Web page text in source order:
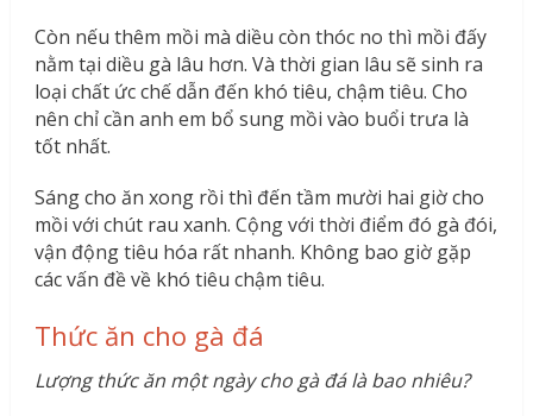
Còn nếu thêm mồi mà diều còn thóc no thì mồi đấy
nằm tại diều gà lâu hơn. Và thời gian lâu sẽ sinh ra
loại chất ức chế dẫn đến khó tiêu, chậm tiêu. Cho
nên chỉ cần anh em bổ sung mồi vào buổi trưa là
tốt nhất.
Sáng cho ăn xong rồi thì đến tầm mười hai giờ cho
mồi với chút rau xanh. Cộng với thời điểm đó gà đói,
vận động tiêu hóa rất nhanh. Không bao giờ gặp
các vấn đề về khó tiêu chậm tiêu.
Thức ăn cho gà đá
Lượng thức ăn một ngày cho gà đá là bao nhiêu?